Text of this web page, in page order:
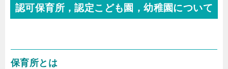
認可保育所，認定こども園，幼稚園について
保育所とは